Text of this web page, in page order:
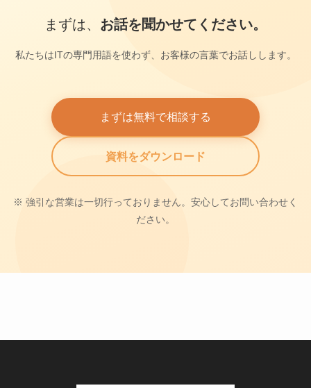
まずは、 お話を聞かせてください。
私たちはITの専門用語を使わず、お客様の言葉でお話しします。
まずは無料で相談する
資料をダウンロード
※ 強引な営業は一切行っておりません。安心してお問い合わせく
ださい。